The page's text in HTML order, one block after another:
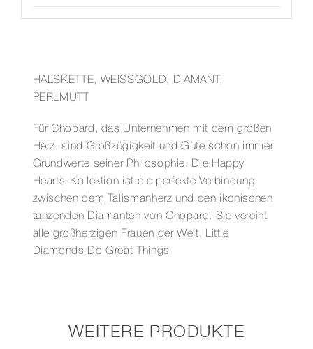
HALSKETTE, WEISSGOLD, DIAMANT,
PERLMUTT
Für Chopard, das Unternehmen mit dem großen
Herz, sind Großzügigkeit und Güte schon immer
Grundwerte seiner Philosophie. Die Happy
Hearts-Kollektion ist die perfekte Verbindung
zwischen dem Talismanherz und den ikonischen
tanzenden Diamanten von Chopard. Sie vereint
alle großherzigen Frauen der Welt. Little
Diamonds Do Great Things
WEITERE PRODUKTE